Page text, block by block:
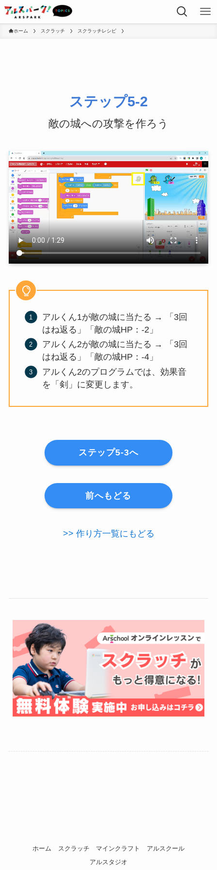
ホーム スクラッチ スクラッチレシピ
ステップ5-2
敵の城への攻撃を作ろう
アルくん1が敵の城に当たる → 「3回
はね返る」「敵の城HP：-2」
アルくん2が敵の城に当たる → 「3回
はね返る」「敵の城HP：-4」
アルくん2のプログラムでは、効果音
を「剣」に変更します。
ステップ5-3へ
前へもどる
>> 作り方一覧にもどる
ホーム スクラッチ マインクラフト
アルスクール
アルスタジオ